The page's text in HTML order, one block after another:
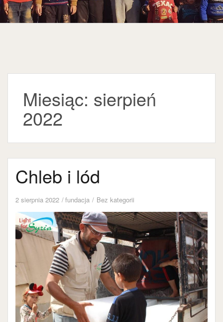
Miesiąc: sierpień
2022
Chleb i lód
2 sierpnia 2022 fundacja Bez kategorii